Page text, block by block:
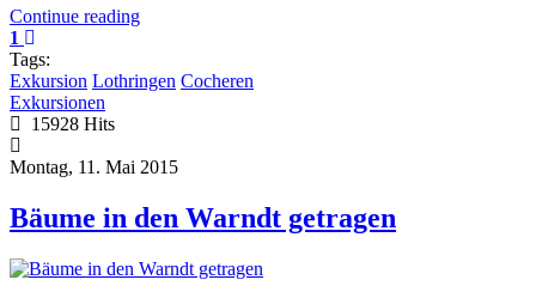
Continue reading
1
Tags:
Exkursion Lothringen Cocheren
Exkursionen
15928 Hits
Montag, 11. Mai 2015
Bäume in den Warndt getragen